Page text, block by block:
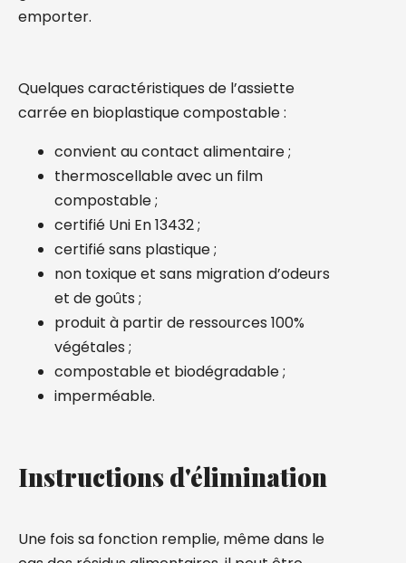
emporter.
Quelques caractéristiques de l’assiette
carrée en bioplastique compostable :
convient au contact alimentaire ;
thermoscellable avec un film
compostable ;
certifié Uni En 13432 ;
certifié sans plastique ;
non toxique et sans migration d’odeurs
et de goûts ;
produit à partir de ressources 100%
végétales ;
compostable et biodégradable ;
imperméable.
Instructions d'élimination
Une fois sa fonction remplie, même dans le